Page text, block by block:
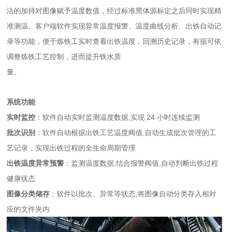
法的加持对图像赋予温度数值，经过标准黑体源标定之后同时实现精
准测温。客户端软件实现异常温度报警、温度曲线分析、出铁自动记
录等功能，便于炼铁工实时查看出铁温度，回溯历史记录，有据可依
调整炼铁工艺控制，进而提升铁水质
量。
系统功能
实时监控 ：软件自动实时监测温度数据,实现 24 小时连续监测
批次识别 ：软件自动根据出铁工艺温度阀值,自动生成批次管理的工
艺记录，实现出铁过程的全生命周期管理
出铁温度异常预警 ：监测温度数据,结合报警阀值,自动判断出铁过程
健康状态
图像分类储存 ：软件以批次、异常等状态,将图像自动分类存入相对
应的文件夹内